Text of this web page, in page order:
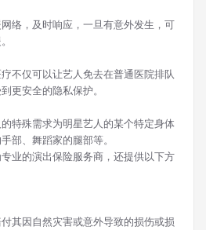
络，及时响应，一旦有意外发生，可
不仅可以让艺人免去在普通医院排队
更安全的隐私保护。
特殊需求为明星艺人的某个特定身体
部、舞蹈家的腿部等。
业的演出保险服务商，还提供以下方
其因自然灾害或意外导致的损伤或损